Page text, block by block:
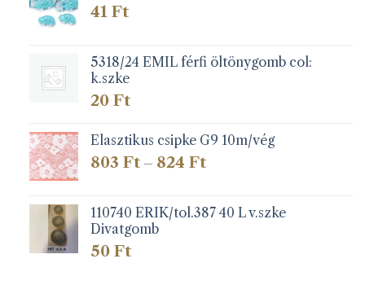
41 Ft
5318/24 EMIL férfi öltönygomb col:
k.szke
20 Ft
Elasztikus csipke G9 10m/vég
803 Ft – 824 FtÁrtartomány:
824 Ft
110740 ERIK/tol.387 40 L v.szke
Divatgomb
50 Ft